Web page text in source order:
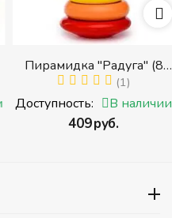
Пирамидка "Радуга" (8
деталей) (Пирамидка
среднего размера)
(1)
Доступность: В наличии
‍409‍руб.